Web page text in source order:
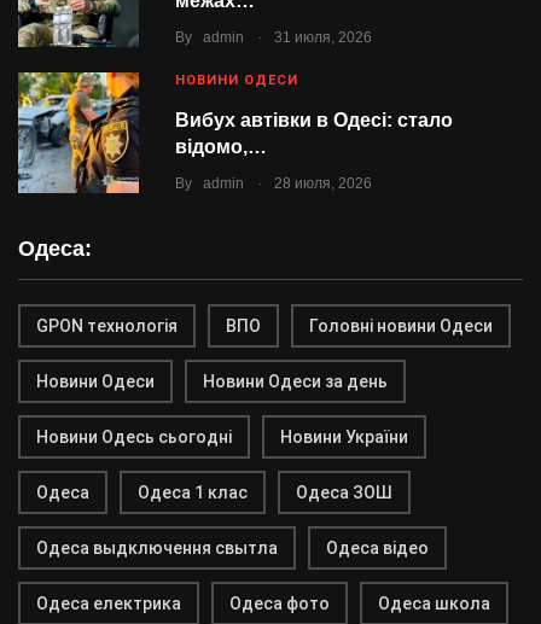
By admin . 31 июля, 2026
НОВИНИ ОДЕСИ
Вибух автівки в Одесі: стало
відомо,…
By admin . 28 июля, 2026
Одеса:
GPON технологія ВПО Головні новини Одеси
Новини Одеси Новини Одеси за день
Новини Одесь сьогодні Новини України
Одеса Одеса 1 клас Одеса ЗОШ
Одеса выдключення свытла Одеса відео
Одеса електрика Одеса фото Одеса школа